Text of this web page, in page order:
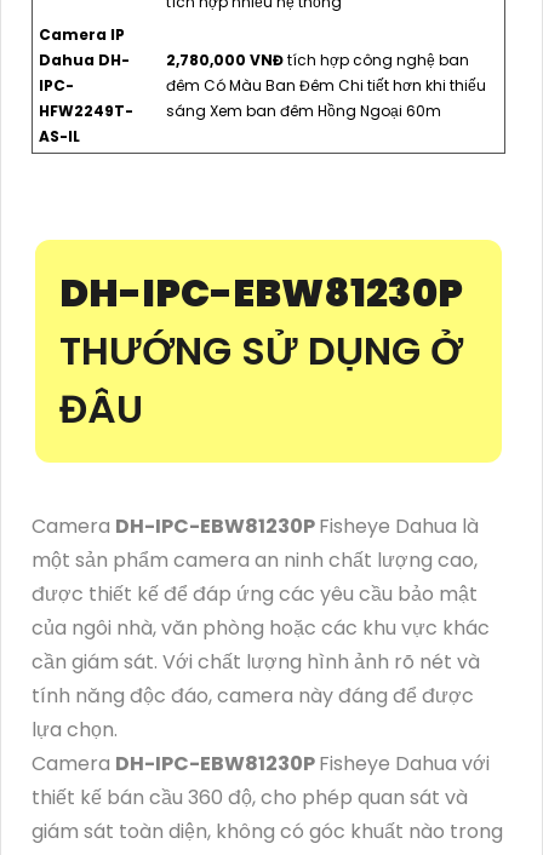
Camera IP
Dahua DH-
IPC-
HFW2249T-
AS-IL
2,780,000 VNĐtích hợp công nghệ ban
đêm Có Màu Ban Đêm Chi tiết hơn khi thiếu
sáng Xem ban đêm Hồng Ngoại 60m
DH-IPC-EBW81230P
THƯỚNG SỬ DỤNG Ở
ĐÂU
Camera DH-IPC-EBW81230PFisheye Dahua là
một sản phẩm camera an ninh chất lượng cao,
được thiết kế để đáp ứng các yêu cầu bảo mật
của ngôi nhà, văn phòng hoặc các khu vực khác
cần giám sát. Với chất lượng hình ảnh rõ nét và
tính năng độc đáo, camera này đáng để được
lựa chọn.
Camera DH-IPC-EBW81230PFisheye Dahua với
thiết kế bán cầu 360 độ, cho phép quan sát và
giám sát toàn diện, không có góc khuất nào trong